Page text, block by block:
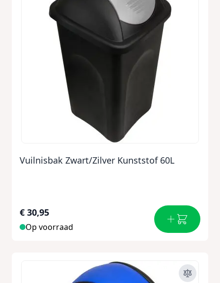
Vuilnisbak Zwart/Zilver Kunststof 60L
€ 30,95
Op voorraad